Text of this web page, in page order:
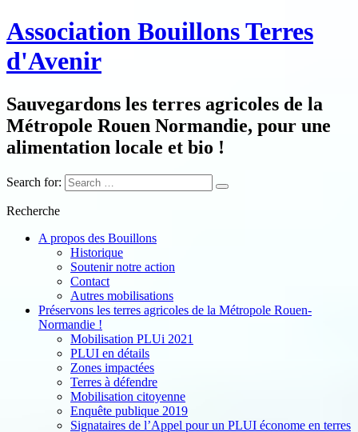
Association Bouillons Terres
d'Avenir
Sauvegardons les terres agricoles de la
Métropole Rouen Normandie, pour une
alimentation locale et bio !
Search for:
Recherche
A propos des Bouillons
Historique
Soutenir notre action
Contact
Autres mobilisations
Préservons les terres agricoles de la Métropole Rouen-
Normandie !
Mobilisation PLUi 2021
PLUI en détails
Zones impactées
Terres à défendre
Mobilisation citoyenne
Enquête publique 2019
Signataires de l’Appel pour un PLUI économe en terres